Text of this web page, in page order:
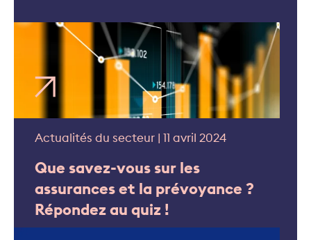
Actualités du secteur | 11 avril 2024
Que savez-vous sur les
assurances et la prévoyance ?
Répondez au quiz !